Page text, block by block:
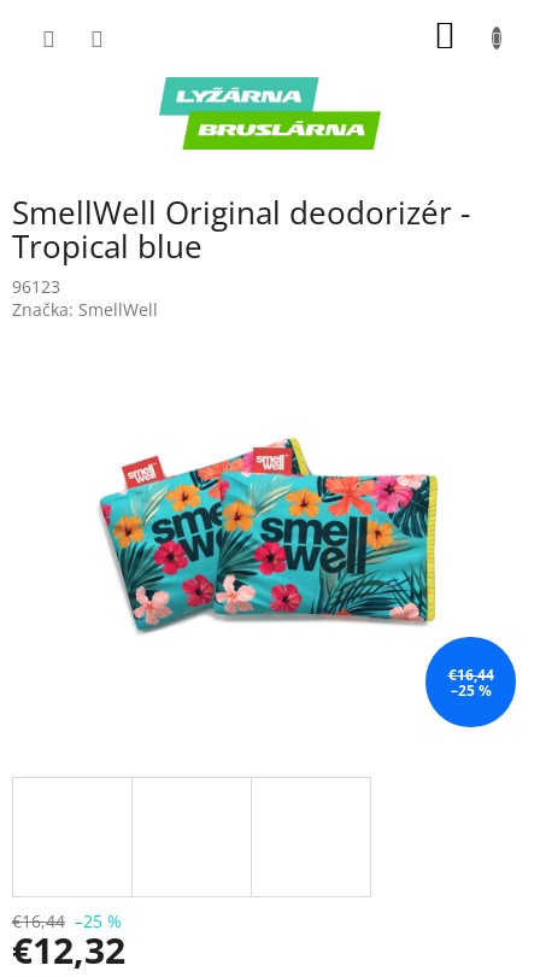
SmellWell Original deodorizér -
Tropical blue
96123
Značka: SmellWell
€16,44
–25 %
€16,44 –25 %
€12,32